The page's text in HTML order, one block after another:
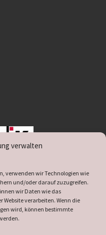
verwalten
verwenden wir Technologien wie
und/oder darauf zuzugreifen.
wir Daten wie das
Website verarbeiten. Wenn die
wird, können bestimmte